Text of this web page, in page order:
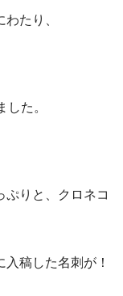
たり、
た。
ぷりと、クロネコ
稿した名刺が！